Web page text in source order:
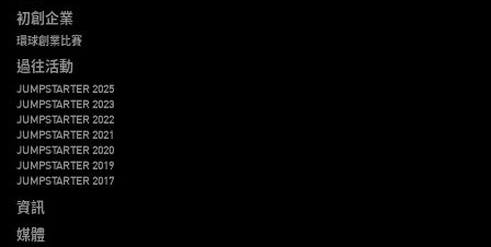
初創企業
環球創業比賽
過往活動
JUMPSTARTER 2025
JUMPSTARTER 2023
JUMPSTARTER 2022
JUMPSTARTER 2021
JUMPSTARTER 2020
JUMPSTARTER 2019
JUMPSTARTER 2017
資訊
媒體